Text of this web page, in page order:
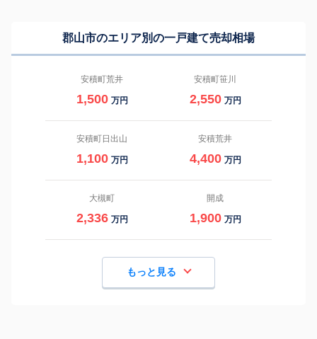
郡山市のエリア別の一戸建て売却相場
安積町荒井
1,500 万円
安積町笹川
2,550 万円
安積町日出山
1,100 万円
安積荒井
4,400 万円
大槻町
2,336 万円
開成
1,900 万円
もっと見る